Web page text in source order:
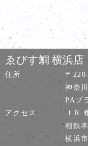
ゑびす鯛 横浜店
住所
〒
神奈
PAプ
アクセス
ＪＲ
相鉄
横浜